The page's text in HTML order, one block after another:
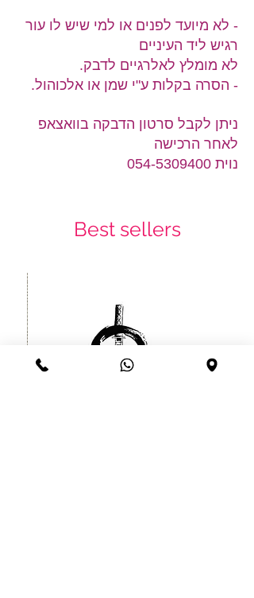
- לא מיועד לפנים או למי שיש לו עור
רגיש ליד העיניים
לא מומלץ לאלרגיים לדבק.
- הסרה בקלות ע"י שמן או אלכוהול.
ניתן לקבל סרטון הדבקה בוואצאפ
לאחר הרכישה
נוית 054-5309400
Best sellers